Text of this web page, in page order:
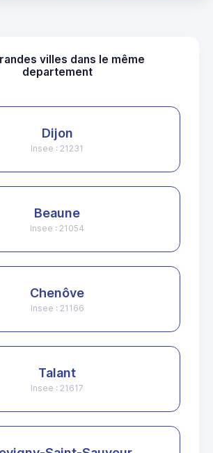
villes dans le même
departement
Dijon
Insee : 21231
Beaune
Insee : 21054
Chenôve
Insee : 21166
Talant
Insee : 21617